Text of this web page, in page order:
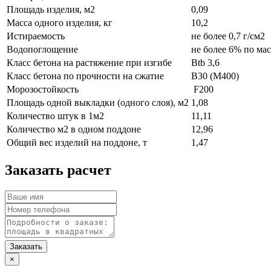
Площадь изделия, м2
0,09
Масса одного изделия, кг
10,2
Истираемость
не более 0,7 г/см2
Водопоглощение
не более 6% по
Класс бетона на растяжение при изгибе
Btb 3,6
Класс бетона по прочности на сжатие
B30 (M400)
Морозостойкость
F200
Площадь одной выкладки (одного слоя), м2 1,08
Количество штук в 1м2
11,11
Количество м2 в одном поддоне
12,96
Общий вес изделий на поддоне, т
1,47
Заказать расчет
×